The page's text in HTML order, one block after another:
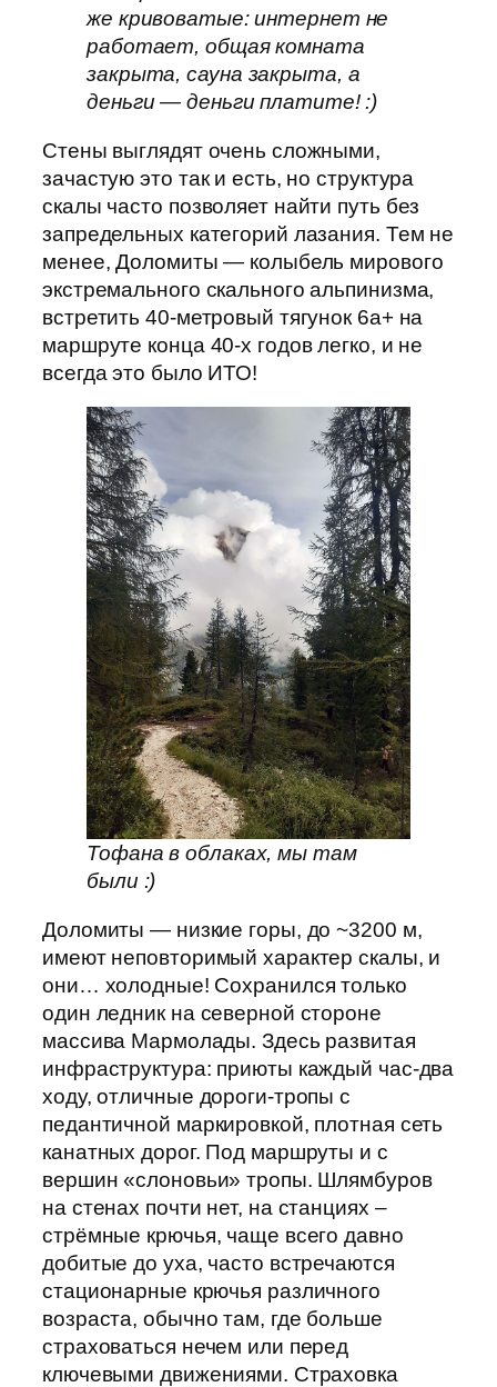
же кривоватые: интернет не
работает, общая комната
закрыта, сауна закрыта, а
деньги — деньги платите! :)
Стены выглядят очень сложными,
зачастую это так и есть, но структура
скалы часто позволяет найти путь без
запредельных категорий лазания. Тем не
менее, Доломиты — колыбель мирового
экстремального скального альпинизма,
встретить 40-метровый тягунок 6а+ на
маршруте конца 40-х годов легко, и не
всегда это было ИТО!
Тофана в облаках, мы там
были :)
Доломиты — низкие горы, до ~3200 м,
имеют неповторимый характер скалы, и
они… холодные! Сохранился только
один ледник на северной стороне
массива Мармолады. Здесь развитая
инфраструктура: приюты каждый час-два
ходу, отличные дороги-тропы с
педантичной маркировкой, плотная сеть
канатных дорог. Под маршруты и с
вершин «слоновьи» тропы. Шлямбуров
на стенах почти нет, на станциях –
стрёмные крючья, чаще всего давно
добитые до уха, часто встречаются
стационарные крючья различного
возраста, обычно там, где больше
страховаться нечем или перед
ключевыми движениями. Страховка